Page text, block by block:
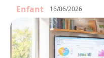
Enfant 16/06/2026